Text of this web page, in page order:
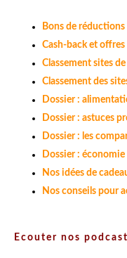
Bons de
Cash-back et
Classement sites
Classement des
Dossier :
Dossier : astuces
Dossier : les
Dossier :
Nos idées de
Nos conseils pour
Ecouter nos